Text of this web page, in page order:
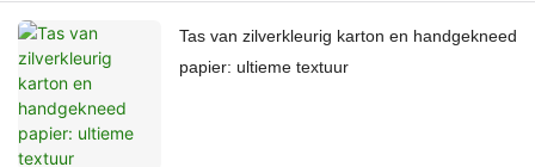
Tas van zilverkleurig karton en handgekneed
papier: ultieme textuur